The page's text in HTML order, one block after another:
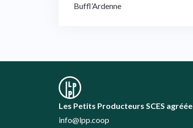
Navigation
Buffl’Ardenne
Les Petits Producteurs SCES agréée
info@lpp.coop